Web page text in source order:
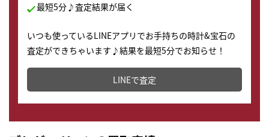
最短5分♪査定結果が届く
いつも使っているLINEアプリでお手持ちの時計&宝石の
査定ができちゃいます♪結果を最短5分でお知らせ！
どこからでもすぐに査定金額を知ることが出来ます。
LINEで査定